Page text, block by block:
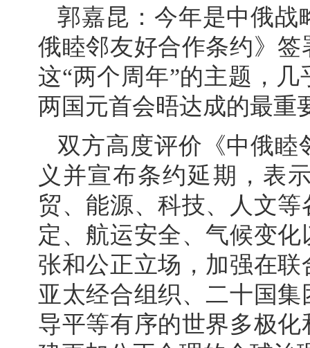
郭嘉昆：今年是中俄战
俄睦邻友好合作条约》
这“两个周年”的主题，
两国元首会晤达成的最重
双方高度评价《中俄睦
义并宣布条约延期，表
贸、能源、科技、人文
定、航运安全、气候变
张和公正立场，加强在
亚太经合组织、二十国
导平等有序的世界多极